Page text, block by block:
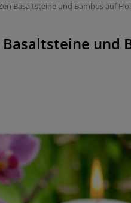
Basaltsteine und Bambus auf
Basaltsteine und